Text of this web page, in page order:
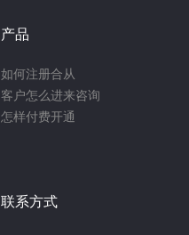
产品
如何注册合从
客户怎么进来咨询
怎样付费开通
联系方式